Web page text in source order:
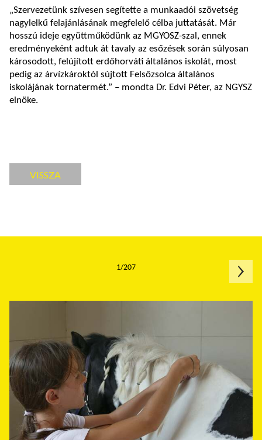
„Szervezetünk szívesen segítette a munkaadói szövetség
nagylelkű felajánlásának megfelelő célba juttatását. Már
hosszú ideje együttműködünk az MGYOSZ-szal, ennek
eredményeként adtuk át tavaly az esőzések során súlyosan
károsodott, felújított erdőhorváti általános iskolát, most
pedig az árvízkároktól sújtott Felsőzsolca általános
iskolájának tornatermét.” – mondta Dr. Edvi Péter, az NGYSZ
elnöke.
VISSZA
1/207